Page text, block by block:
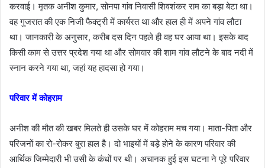
करवाई। मृतक अनीश कुमार, सोनपा गांव निवासी शिवशंकर राम का बड़ा बेटा था।
वह गुजरात की एक निजी फैक्ट्री में कार्यरत था और हाल ही में अपने गांव लौटा
था। जानकारी के अनुसार, करीब दस दिन पहले ही वह घर आया था। इसके बाद
किसी काम से उत्तर प्रदेश गया था और सोमवार की शाम गांव लौटने के बाद नदी में
स्नान करने गया था, जहां यह हादसा हो गया।
परिवार में कोहराम
अनीश की मौत की खबर मिलते ही उसके घर में कोहराम मच गया। माता-पिता और
परिजनों का रो-रोकर बुरा हाल है। दो भाइयों में बड़े होने के कारण परिवार की
आर्थिक जिम्मेदारी भी उसी के कंधों पर थी। अचानक हुई इस घटना ने पूरे परिवार